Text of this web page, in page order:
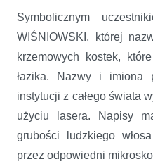
Symbolicznym
WIŚNIOWSKI, której
krzemowych kostek,
łazika. Nazwy i imiona
instytucji z całego świata
użyciu lasera. Napisy
grubości ludzkiego
przez odpowiedni